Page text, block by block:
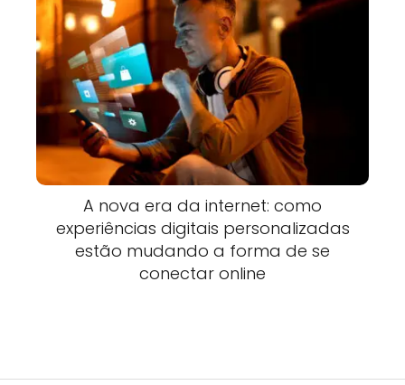
A nova era da internet: como
experiências digitais personalizadas
estão mudando a forma de se
conectar online